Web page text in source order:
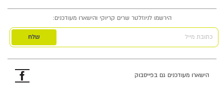
הירשמו לניוזלטר שרים קריוקי והישארו מעודכנים:
כתובת מייל
הישארו מעודכנים גם בפייסבוק